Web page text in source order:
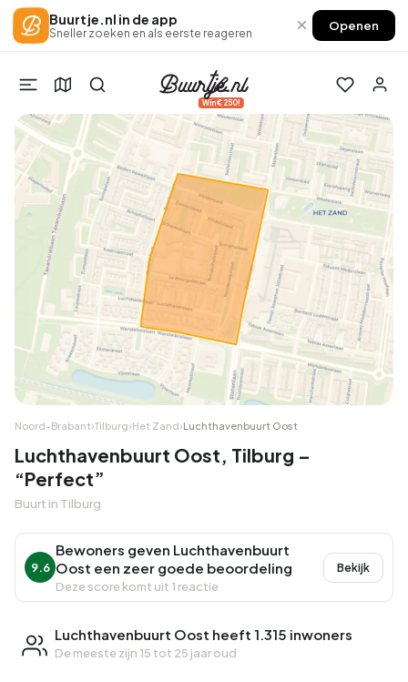
Buurtje.nl in de app
Sneller zoeken en als eerste reageren × Openen
Win €250!
Noord-Brabant›Tilburg›Het Zand›Luchthavenbuurt Oost
Luchthavenbuurt Oost, Tilburg –
“Perfect”
Buurt in Tilburg
9.6
Bewoners geven Luchthavenbuurt
Oost een zeer goede beoordeling
Deze score komt uit 1 reactie
Bekijk
Luchthavenbuurt Oost heeft 1.315 inwoners
De meeste zijn 15 tot 25 jaar oud